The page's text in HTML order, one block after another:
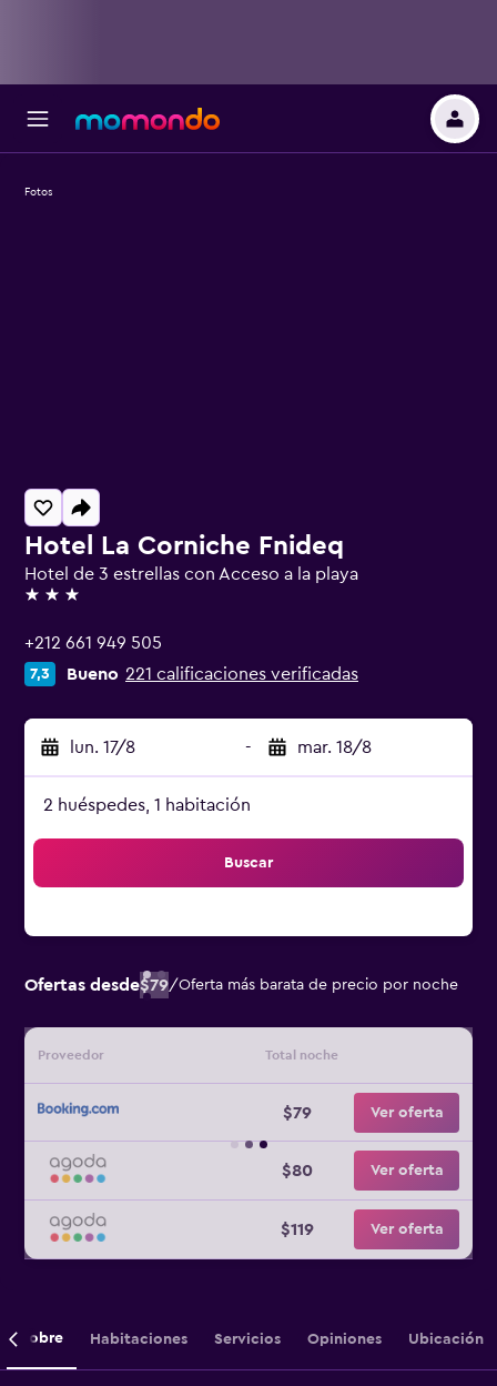
Hotel La Corniche Fnideq
Hotel de 3 estrellas con Acceso a la playa
3 estrellas
+212 661 949 505
7,3 Bueno 221 calificaciones verificadas
lun. 17/8 - mar. 18/8
2 huéspedes, 1 habitación
Buscar
Ofertas desde$79/Oferta más barata de precio por noche
Proveedor Total noche
$79 Ver oferta
$80 Ver oferta
$119 Ver oferta
Fotos
Sobre Habitaciones Servicios Opiniones Ubicación